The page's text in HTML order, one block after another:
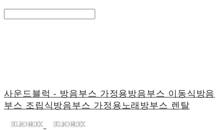
사운드블럭 - 방음부스 가정용방음부스 이동식방음
부스 조립식방음부스 가정용노래방부스 렌탈